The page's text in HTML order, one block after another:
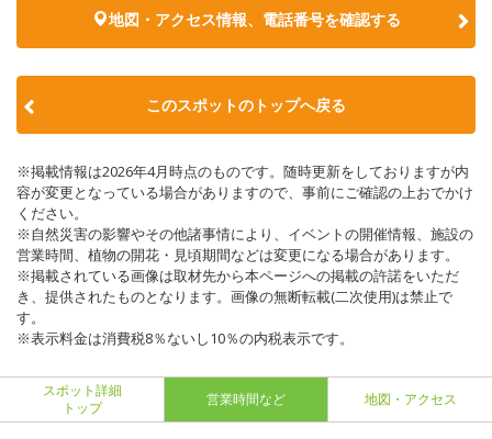
地図・アクセス情報、電話番号を確認する
このスポットのトップへ戻る
※掲載情報は2026年4月時点のものです。随時更新をしておりますが内
容が変更となっている場合がありますので、事前にご確認の上おでかけ
ください。
※自然災害の影響やその他諸事情により、イベントの開催情報、施設の
営業時間、植物の開花・見頃期間などは変更になる場合があります。
※掲載されている画像は取材先から本ページへの掲載の許諾をいただ
き、提供されたものとなります。画像の無断転載(二次使用)は禁止で
す。
※表示料金は消費税8％ないし10％の内税表示です。
スポット詳細
トップ
営業時間など 地図・アクセス